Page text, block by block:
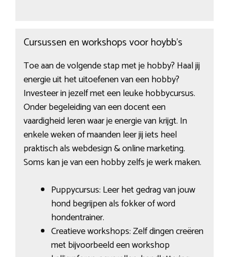
Cursussen en workshops voor hoybb’s
Toe aan de volgende stap met je hobby? Haal jij
energie uit het uitoefenen van een hobby?
Investeer in jezelf met een leuke hobbycursus.
Onder begeleiding van een docent een
vaardigheid leren waar je energie van krijgt. In
enkele weken of maanden leer jij iets heel
praktisch als webdesign & online marketing.
Soms kan je van een hobby zelfs je werk maken.
Puppycursus: Leer het gedrag van jouw
hond begrijpen als fokker of word
hondentrainer.
Creatieve workshops: Zelf dingen creëren
met bijvoorbeeld een workshop